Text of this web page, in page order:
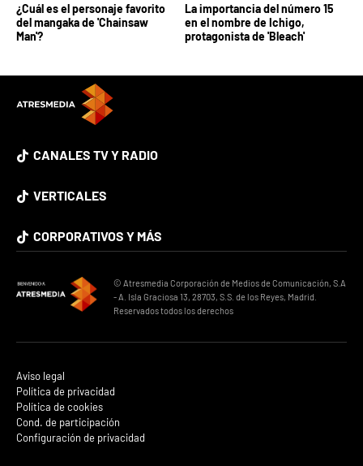
¿Cuál es el personaje favorito
del mangaka de 'Chainsaw
Man'?
La importancia del número 15
en el nombre de Ichigo,
protagonista de 'Bleach'
CANALES TV Y RADIO
VERTICALES
CORPORATIVOS Y MÁS
© Atresmedia Corporación de Medios de Comunicación, S.A
- A. Isla Graciosa 13, 28703, S.S. de los Reyes, Madrid.
Reservados todos los derechos
Aviso legal
Política de privacidad
Política de cookies
Cond. de participación
Configuración de privacidad